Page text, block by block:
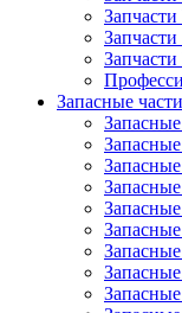
Запчасти
Запасные
Запасные